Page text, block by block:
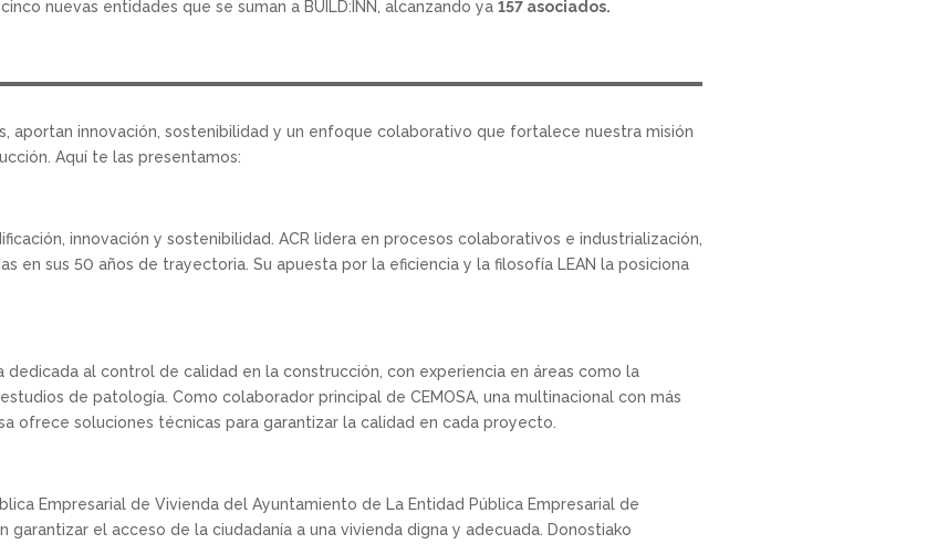
nuevas entidades que se suman a BUILD:INN, alcanzando ya 157 asociados.
aportan innovación, sostenibilidad y un enfoque colaborativo que fortalece nuestra misión
Aquí te las presentamos:
innovación y sostenibilidad. ACR lidera en procesos colaborativos e industrialización,
en sus 50 años de trayectoria. Su apuesta por la eficiencia y la filosofía LEAN la posiciona
dedicada al control de calidad en la construcción, con experiencia en áreas como la
de patología. Como colaborador principal de CEMOSA, una multinacional con más
ofrece soluciones técnicas para garantizar la calidad en cada proyecto.
Empresarial de Vivienda del Ayuntamiento de La Entidad Pública Empresarial de
garantizar el acceso de la ciudadanía a una vivienda digna y adecuada. Donostiako